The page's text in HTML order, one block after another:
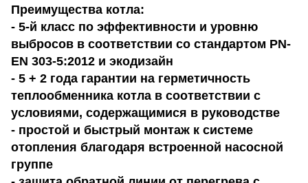
Преимущества котла:
- 5-й класс по эффективности и уровню
выбросов в соответствии со стандартом PN-
EN 303-5:2012 и экодизайн
- 5 + 2 года гарантии на герметичность
теплообменника котла в соответствии с
условиями, содержащимися в руководстве
- простой и быстрый монтаж к системе
отопления благодаря встроенной насосной
группе